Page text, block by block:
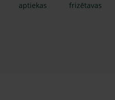
aptiekas
frizētavas